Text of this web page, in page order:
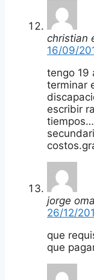
christian
16/09/
tengo 19
terminar
escribir
jorge
26/12/
que
que